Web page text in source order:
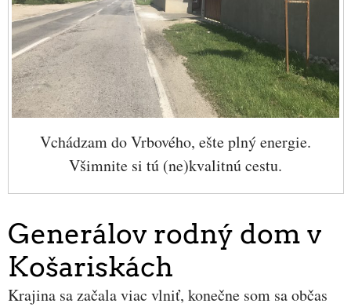
Vchádzam do Vrbového, ešte plný energie.
Všimnite si tú (ne)kvalitnú cestu.
Generálov rodný dom v
Košariskách
Krajina sa začala viac vlniť, konečne som sa občas